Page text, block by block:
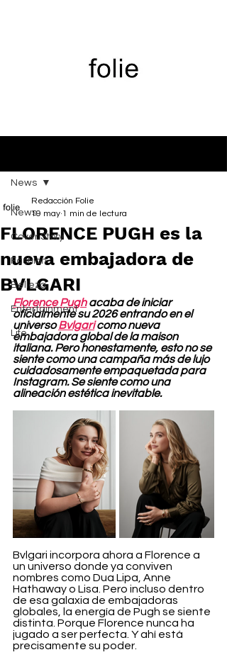
News
Cover Story
Fashion
Belleza
Entertainment
Life
News
FLORENCE PUGH es la
nueva embajadora de
BVLGARI
Redacción Folie
19 may 1 min de lectura
Florence Pugh acaba de iniciar
oficialmente su 2026 entrando en el
universo Bvlgari como nueva
embajadora global de la maison
italiana. Pero honestamente, esto no se
siente como una campaña más de lujo
cuidadosamente empaquetada para
Instagram. Se siente como una
alineación estética inevitable.
Bvlgari incorpora ahora a Florence a
un universo donde ya conviven
nombres como Dua Lipa, Anne
Hathaway o Lisa. Pero incluso dentro
de esa galaxia de embajadoras
globales, la energía de Pugh se siente
distinta. Porque Florence nunca ha
jugado a ser perfecta. Y ahí está
precisamente su poder.